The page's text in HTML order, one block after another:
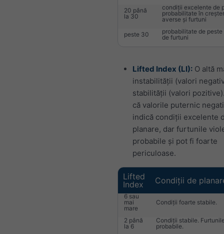
20 până
la 30
condiții excelente de
probabilitate în
averse și furtuni
peste 30
probabilitate de
de furtuni
Lifted Index (LI): O altă
instabilității (valori
stabilității (valori
că valorile puternic
indică condiții excelente
planare, dar furtunile
probabile și pot fi foarte
periculoase.
Lifted
Index
Condiții de
6 sau
mai
mare
Condiții foarte stabile.
2 până
la 6
Condiții stabile.
probabile.